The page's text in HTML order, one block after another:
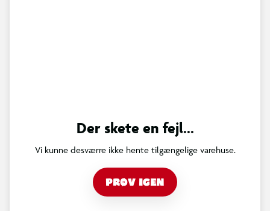
Der skete en fejl...
Vi kunne desværre ikke hente tilgængelige varehuse.
PRØV IGEN